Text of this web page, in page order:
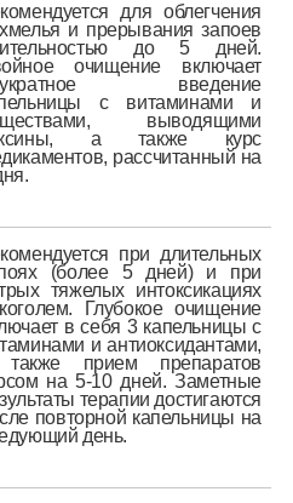
для облегчения
и прерывания запоев
до 5 дней.
очищение включает
введение
с витаминами и
выводящими
а также курс
рассчитанный на
при длительных
(более 5 дней) и при
тяжелых интоксикациях
Глубокое очищение
в себя 3 капельницы с
и антиоксидантами,
прием препаратов
на 5-10 дней. Заметные
терапии достигаются
повторной капельницы на
день.